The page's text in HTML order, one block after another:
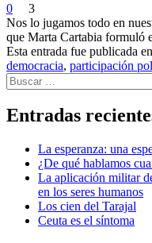
0
3
Nos lo jugamos todo en
que Marta Cartabia formuló
Esta entrada fue publicada en
democracia, participación
Buscar
Entradas
La esperanza: una
¿De qué hablamos
La aplicación militar
en los seres humanos
Los cien del Tarajal
Ceuta es el síntoma